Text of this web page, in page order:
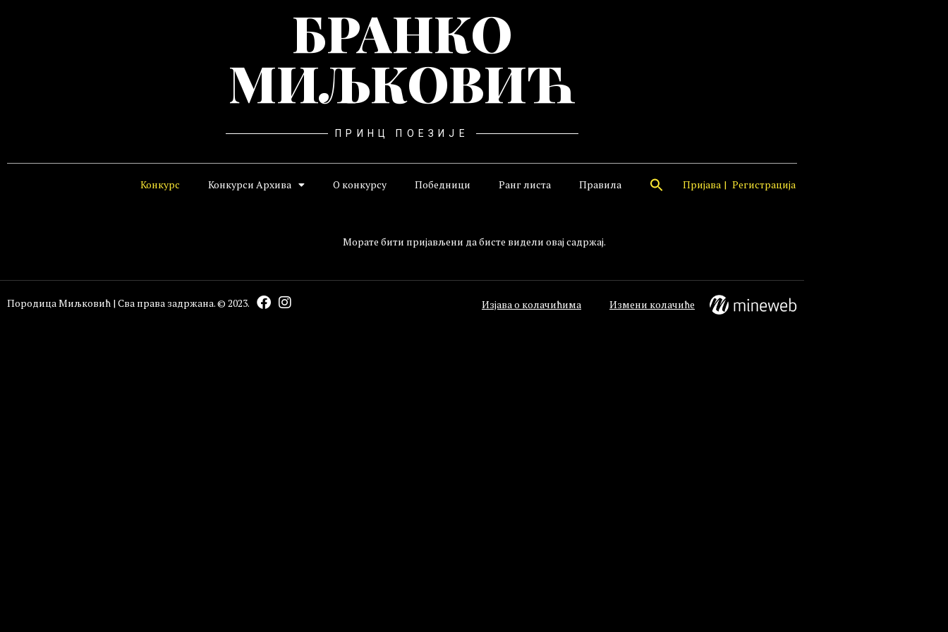
БРАНКО
МИЉКОВИЋ
ПРИНЦ ПОЕЗИЈЕ
Конкурс Конкурси Архива О конкурсу Победници Ранг листа Правила Пријава Регистрација
Морате бити пријављени да бисте видели овај садржај.
Породица Миљковић | Сва права задржана. © 2023. Изјава о колачићима Измени колачиће